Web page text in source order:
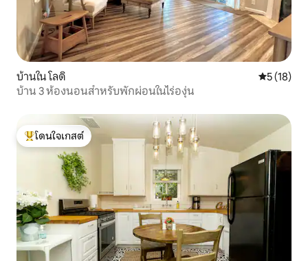
บ้านใน โลดิ คะแนนเฉลี่
5 (18)
บ้าน 3 ห้องนอนสำหรับพักผ่อนในไร่องุ่น
โดนใจเกสต์ที่สุด
โดนใจเกสต์